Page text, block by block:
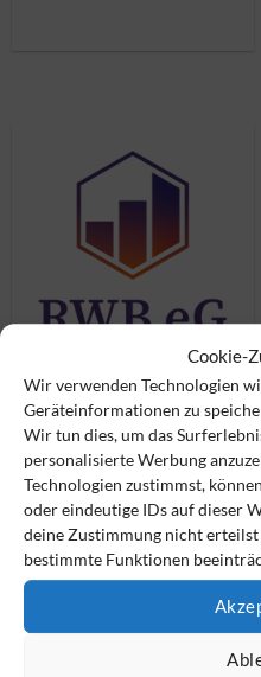
Cookie-
Wir verwenden Technologien
Geräteinformationen zu
Wir tun dies, um das
personalisierte Werbung
Technologien zustimmst,
oder eindeutige IDs auf dieser
deine Zustimmung nicht
bestimmte Funktionen
RWB eG